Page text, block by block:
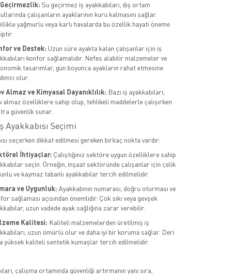
Su geçirmez iş ayakkabıları, dış ortam
çalışanların ayaklarının kuru kalmasını sağlar.
yağmurlu veya karlı havalarda bu özellik hayati öneme
ve Destek: Uzun süre ayakta kalan çalışanlar için iş
konfor sağlamalıdır. Nefes alabilir malzemeler ve
tasarımlar, gün boyunca ayakların rahat etmesine
olur.
Almaz ve Kimyasal Dayanıklılık: Bazı iş ayakkabıları,
almaz özelliklere sahip olup, tehlikeli maddelerle çalışırken
güvenlik sunar.
Ayakkabısı Seçimi
seçerken dikkat edilmesi gereken birkaç nokta vardır:
İhtiyaçlar: Çalıştığınız sektöre uygun özelliklere sahip
seçin. Örneğin, inşaat sektöründe çalışanlar için çelik
ve kaymaz tabanlı ayakkabılar tercih edilmelidir.
ve Uygunluk: Ayakkabının numarası, doğru oturması ve
sağlaması açısından önemlidir. Çok sıkı veya gevşek
uzun vadede ayak sağlığına zarar verebilir.
Kalitesi: Kaliteli malzemelerden üretilmiş iş
uzun ömürlü olur ve daha iyi bir koruma sağlar. Deri
yüksek kaliteli sentetik kumaşlar tercih edilmelidir.
çalışma ortamında güvenliği artırmanın yanı sıra,